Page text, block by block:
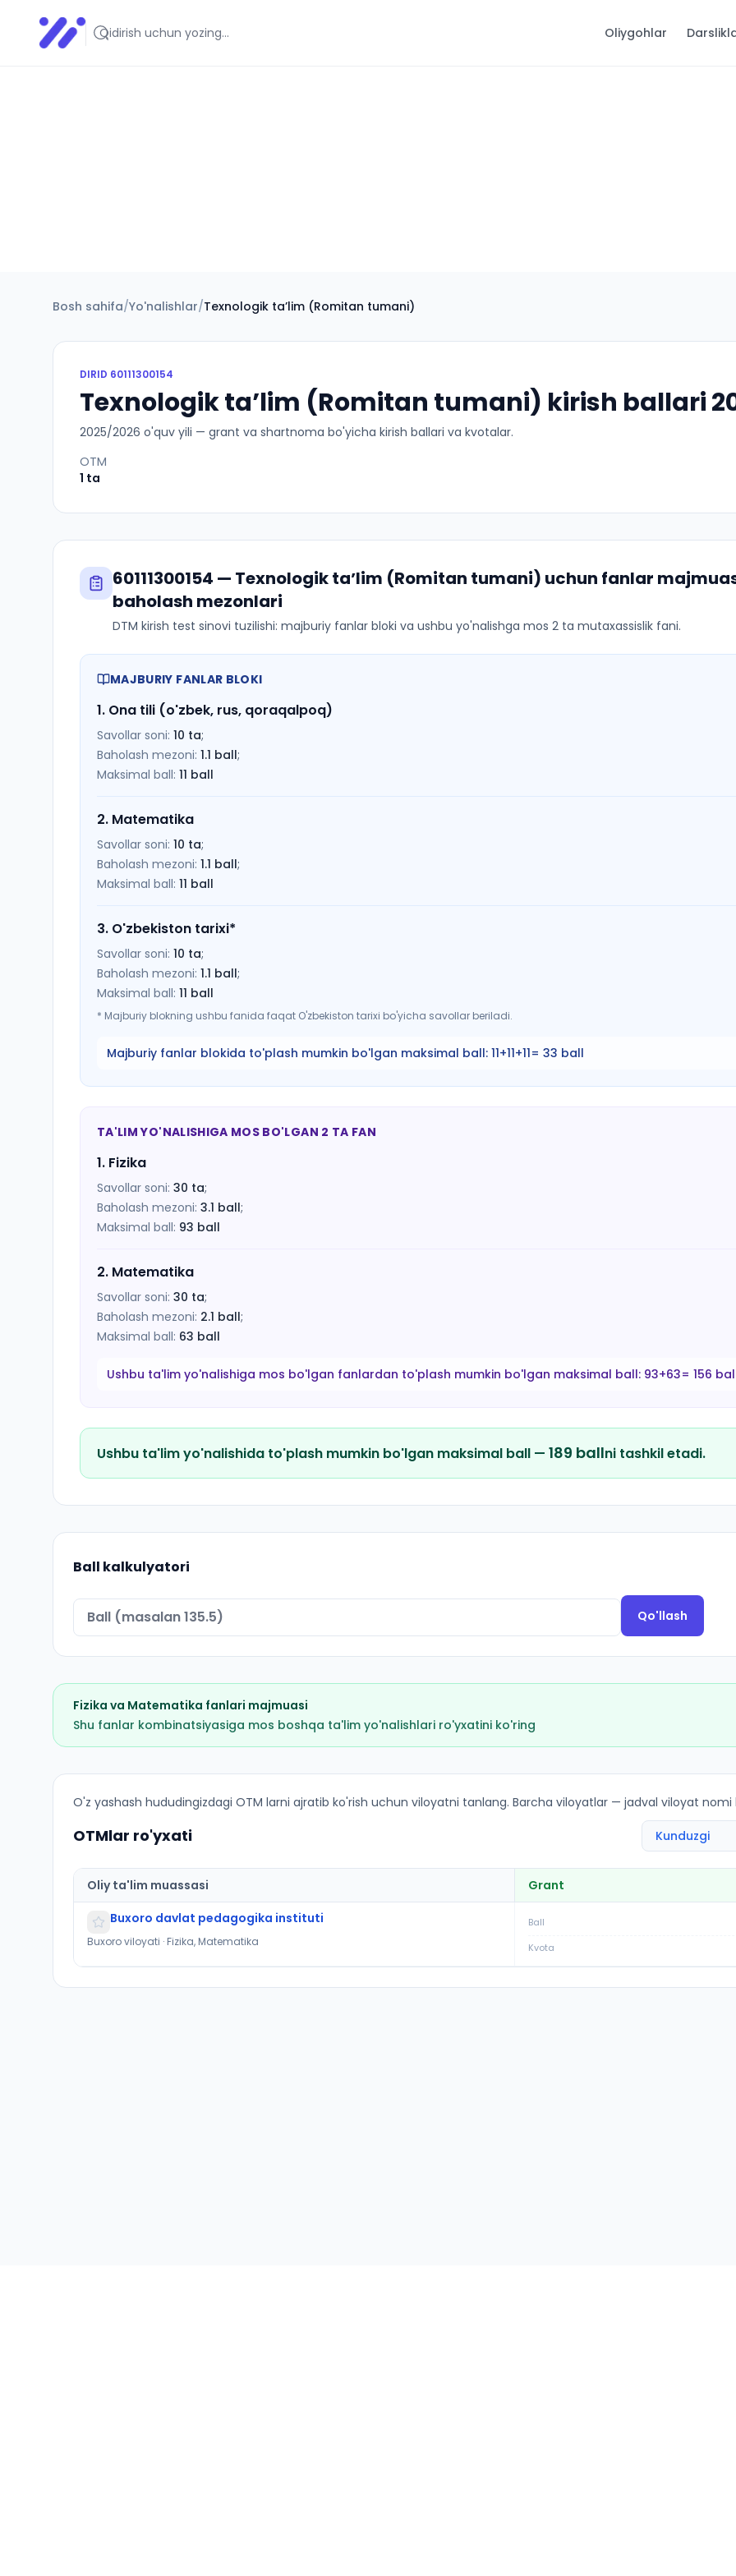
Infoedu
Ta&#039;lim xabarlari va yangiliklari Oliygohlar
Bosh sahifa/Yo'nalishlar/Texnologik taʼlim (Romitan tumani)
DIRID 60111300154
Texnologik taʼlim (Romitan tumani) kirish ballari
2025/2026 o'quv yili — grant va shartnoma bo'yicha kirish ballari va kvotalar.
OTM
1 ta
60111300154 — Texnologik taʼlim (Romitan tumani) uchun fanlar
baholash mezonlari
DTM kirish test sinovi tuzilishi: majburiy fanlar bloki va ushbu yo'nalishga mos 2 ta mutaxassislik fani.
MAJBURIY FANLAR BLOKI
1. Ona tili (o'zbek, rus, qoraqalpoq)
Savollar soni: 10 ta;
Baholash mezoni: 1.1 ball;
Maksimal ball: 11 ball
2. Matematika
Savollar soni: 10 ta;
Baholash mezoni: 1.1 ball;
Maksimal ball: 11 ball
3. O'zbekiston tarixi*
Savollar soni: 10 ta;
Baholash mezoni: 1.1 ball;
Maksimal ball: 11 ball
* Majburiy blokning ushbu fanida faqat O'zbekiston tarixi bo'yicha savollar beriladi.
Majburiy fanlar blokida to'plash mumkin bo'lgan maksimal ball: 11+11+11= 33 ball
TA'LIM YO'NALISHIGA MOS BO'LGAN 2 TA FAN
1. Fizika
Savollar soni: 30 ta;
Baholash mezoni: 3.1 ball;
Maksimal ball: 93 ball
2. Matematika
Savollar soni: 30 ta;
Baholash mezoni: 2.1 ball;
Maksimal ball: 63 ball
Ushbu ta'lim yo'nalishiga mos bo'lgan fanlardan to'plash mumkin bo'lgan maksimal ball: 93+63= 156
Ushbu ta'lim yo'nalishida to'plash mumkin bo'lgan maksimal ball — 189 ballni tashkil etadi.
Ball kalkulyatori
Qo'llash
Fizika va Matematika fanlari majmuasi
Shu fanlar kombinatsiyasiga mos boshqa ta'lim yo'nalishlari ro'yxatini ko'ring
Texnologik taʼlim (Romitan tumani): OTM lar bo'yicha kirish ballari va kvotalar
O'z yashash hududingizdagi OTM larni ajratib ko'rish uchun viloyatni tanlang. Barcha viloyatlar — jadval viloyat
OTMlar ro'yxati
Oliy ta'lim muassasi
Grant
Buxoro davlat pedagogika instituti
Buxoro viloyati · Fizika, Matematika
Ball
Kvota